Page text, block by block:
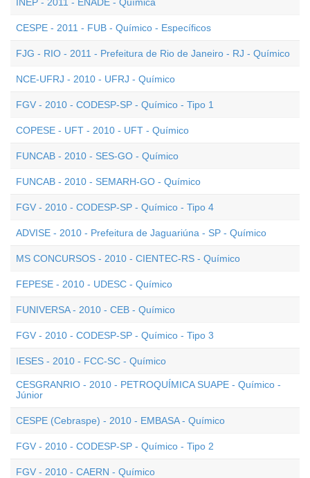
CESPE - 2011 - FUB - Químico - Específicos
FJG - RIO - 2011 - Prefeitura de Rio de Janeiro - RJ - Químico
NCE-UFRJ - 2010 - UFRJ - Químico
FGV - 2010 - CODESP-SP - Químico - Tipo 1
COPESE - UFT - 2010 - UFT - Químico
FUNCAB - 2010 - SES-GO - Químico
FUNCAB - 2010 - SEMARH-GO - Químico
FGV - 2010 - CODESP-SP - Químico - Tipo 4
ADVISE - 2010 - Prefeitura de Jaguariúna - SP - Químico
MS CONCURSOS - 2010 - CIENTEC-RS - Químico
FEPESE - 2010 - UDESC - Químico
FUNIVERSA - 2010 - CEB - Químico
FGV - 2010 - CODESP-SP - Químico - Tipo 3
IESES - 2010 - FCC-SC - Químico
CESGRANRIO - 2010 - PETROQUÍMICA SUAPE - Químico -
Júnior
CESPE (Cebraspe) - 2010 - EMBASA - Químico
FGV - 2010 - CODESP-SP - Químico - Tipo 2
FGV - 2010 - CAERN - Químico